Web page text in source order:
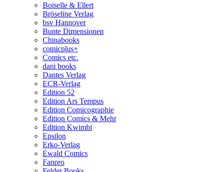
Boiselle & Ellert
Bröseline Verlag
bsv Hannover
Bunte Dimensionen
Chinabooks
comicplus+
Comics etc.
dani books
Dantes Verlag
ECR-Verlag
Edition 52
Edition Ars Tempus
Edition Comicographie
Edition Comics & Mehr
Edition Kwimbi
Epsilon
Erko-Verlag
Ewald Comics
Fanpro